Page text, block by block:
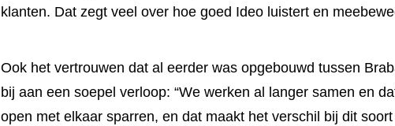
klanten. Dat zegt veel over hoe goed Ideo luistert en
Ook het vertrouwen dat al eerder was opgebouwd tussen
bij aan een soepel verloop: “We werken al langer samen en
open met elkaar sparren, en dat maakt het verschil bij dit